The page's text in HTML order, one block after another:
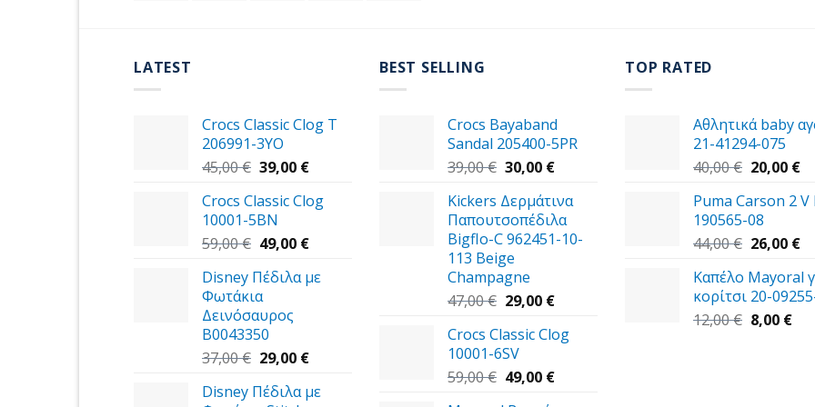
LATEST
Crocs Classic Clog T
206991-3YΟ
45,00€ Original
was:
45,00 €.
39,00 €Η
τιμή
39,00 €.
Crocs Classic Clog
10001-5BN
59,00€ Original
was:
59,00 €.
49,00 €Η
τιμή
Disney Πέδιλα με
Φωτάκια
Δεινόσαυρος
B0043350
37,00€ Original
was:
29,00 €Η
τιμή
Disney Πέδιλα με
BEST SELLING
Crocs Bayaband
Sandal 205400-5PR
39,00€ Original
was:
39,00 €.
30,00 €Η
τιμή
είναι:
30,00 €.
Kickers Δερμάτινα
Παπουτσοπέδιλα
Bigflo-C 962451-10-
113 Beige
Champagne
47,00€ Original
was:
47,00 €.
29,00 €Η
τιμή
29,00 €.
Crocs Classic Clog
10001-6SV
59,00€ Original
49,00 €Η
TOP RATED
Αθλητικά baby
21-41294-075
40,00€ Original
was:
40,00 €.
20,00 €Η
Puma Carson 2 V
190565-08
44,00€ Original
was:
44,00 €.
26,00 €Η
Καπέλο Mayoral
κορίτσι 20-
12,00€ Original
8,00 €Η